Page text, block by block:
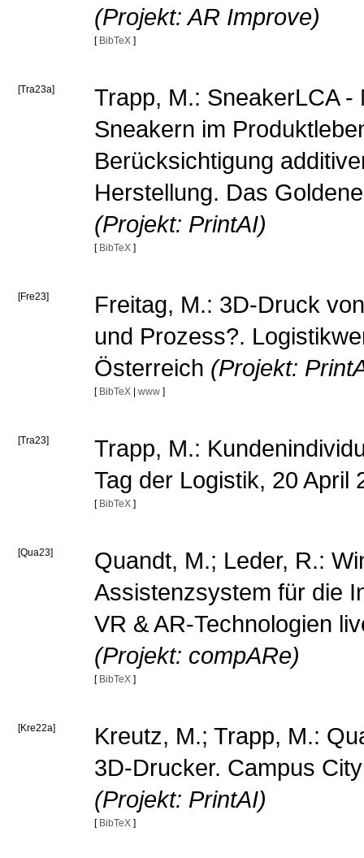
(Projekt: AR Improve)
[ BibTeX ]
[Tra23a]
Trapp, M.: SneakerLCA
Sneakern im
Berücksichtigung
Herstellung. Das
(Projekt: PrintAI)
[ BibTeX ]
[Fre23]
Freitag, M.: 3D-Druck
und Prozess?.
Österreich (Projekt:
[ BibTeX| www ]
[Tra23]
Trapp, M.:
Tag der Logistik, 20 April
[ BibTeX ]
[Qua23]
Quandt, M.; Leder, R.:
Assistenzsystem für die
VR & AR-Technologien
(Projekt: compARe)
[ BibTeX ]
[Kre22a]
Kreutz, M.; Trapp, M.:
3D-Drucker. Campus
(Projekt: PrintAI)
[ BibTeX ]